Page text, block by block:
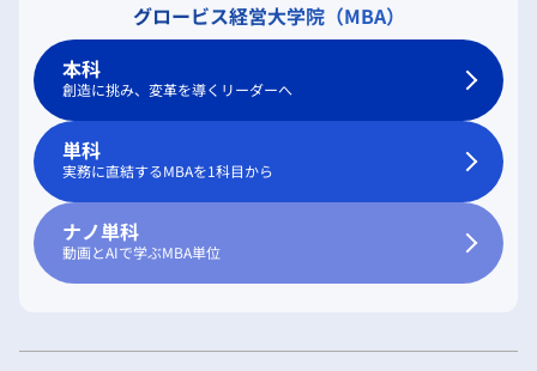
グロービス経営大学院（MBA）
本科
創造に挑み、変革を導くリーダーへ
単科
実務に直結するMBAを1科目から
ナノ単科
動画とAIで学ぶMBA単位